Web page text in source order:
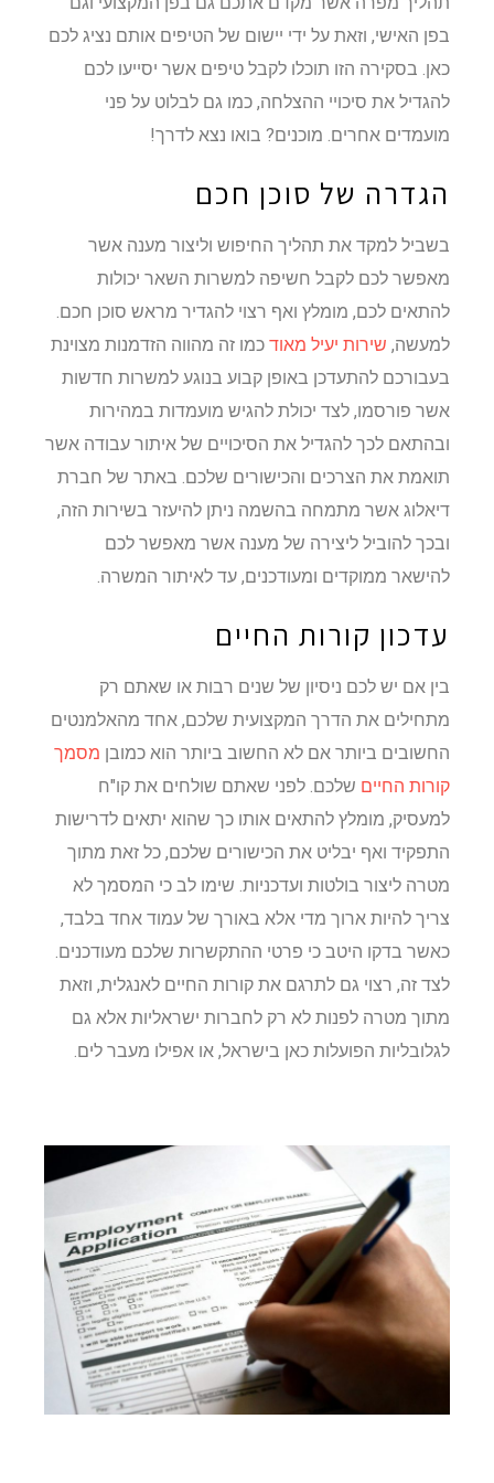
בפן האישי, וזאת על ידי יישום של הטיפים אותם נציג לכם
כאן. בסקירה הזו תוכלו לקבל טיפים אשר יסייעו לכם
להגדיל את סיכויי ההצלחה, כמו גם לבלוט על פני
מועמדים אחרים. מוכנים? בואו נצא לדרך!
הגדרה של סוכן חכם
בשביל למקד את תהליך החיפוש וליצור מענה אשר
מאפשר לכם לקבל חשיפה למשרות השאר יכולות
להתאים לכם, מומלץ ואף רצוי להגדיר מראש סוכן חכם.
למעשה,שירות יעיל מאודכמו זה מהווה הזדמנות מצוינת
בעבורכם להתעדכן באופן קבוע בנוגע למשרות חדשות
אשר פורסמו, לצד יכולת להגיש מועמדות במהירות
ובהתאם לכך להגדיל את הסיכויים של איתור עבודה אשר
תואמת את הצרכים והכישורים שלכם. באתר של חברת
דיאלוג אשר מתמחה בהשמה ניתן להיעזר בשירות הזה,
ובכך להוביל ליצירה של מענה אשר מאפשר לכם
להישאר ממוקדים ומעודכנים, עד לאיתור המשרה.
עדכון קורות החיים
בין אם יש לכם ניסיון של שנים רבות או שאתם רק
מתחילים את הדרך המקצועית שלכם, אחד מהאלמנטים
החשובים ביותר אם לא החשוב ביותר הוא כמובןמסמך
קורות החייםשלכם. לפני שאתם שולחים את קו"ח
למעסיק, מומלץ להתאים אותו כך שהוא יתאים לדרישות
התפקיד ואף יבליט את הכישורים שלכם, כל זאת מתוך
מטרה ליצור בולטות ועדכניות. שימו לב כי המסמך לא
צריך להיות ארוך מדי אלא באורך של עמוד אחד בלבד,
כאשר בדקו היטב כי פרטי ההתקשרות שלכם מעודכנים.
לצד זה, רצוי גם לתרגם את קורות החיים לאנגלית, וזאת
מתוך מטרה לפנות לא רק לחברות ישראליות אלא גם
לגלובליות הפועלות כאן בישראל, או אפילו מעבר לים.